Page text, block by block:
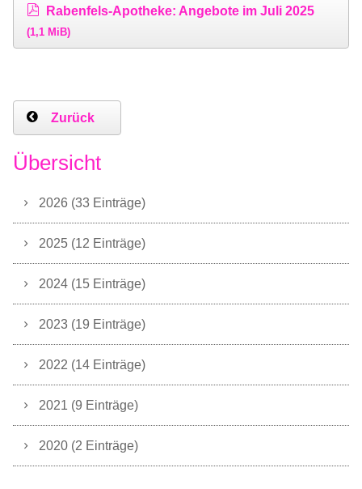
Rabenfels-Apotheke: Angebote im Juli 2025
(1,1 MiB)
Zurück
Übersicht
2026 (33 Einträge)
2025 (12 Einträge)
2024 (15 Einträge)
2023 (19 Einträge)
2022 (14 Einträge)
2021 (9 Einträge)
2020 (2 Einträge)